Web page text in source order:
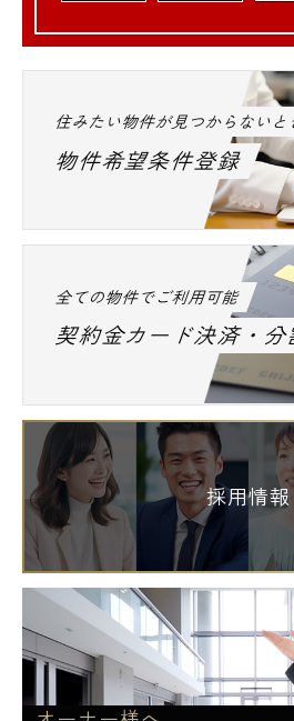
住みたい物件が見つからないと
物件希望条件登録
全ての物件でご利用可能
契約金カード決済・
採用情報